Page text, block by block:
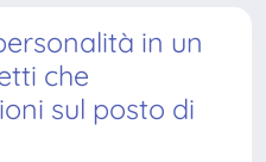
in un
che
sul posto di